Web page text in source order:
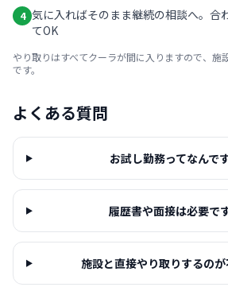
4 気に入ればそのまま継続の相談へ。合
てOK
やり取りはすべてクーラが間に入りますので、施
です。
よくある質問
お試し勤務ってなんで
履歴書や面接は必要で
施設と直接やり取りするの